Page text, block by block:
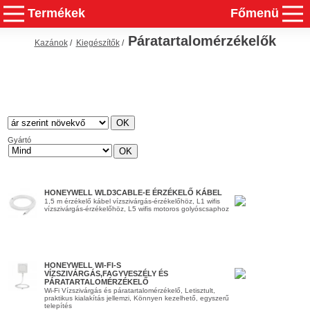
Termékek Főmenü
Kazánok/ Kiegészítők/ Páratartalomérzékelők
Gyártó
HONEYWELL WLD3CABLE-E ÉRZÉKELŐ KÁBEL
1,5 m érzékelő kábel vízszivárgás-érzékelőhöz, L1 wifis
vízszivárgás-érzékelőhöz, L5 wifis motoros golyóscsaphoz
HONEYWELL WI-FI-S
VÍZSZIVÁRGÁS,FAGYVESZÉLY ÉS
PÁRATARTALOMÉRZÉKELŐ
Wi-Fi Vízszivárgás és páratartalomérzékelő, Letisztult,
praktikus kialakítás jellemzi, Könnyen kezelhető, egyszerű
telepítés